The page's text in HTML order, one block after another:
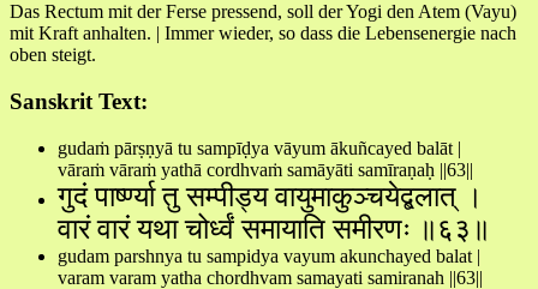
Das Rectum mit der Ferse pressend, soll der Yogi den Atem (Vayu)
mit Kraft anhalten. | Immer wieder, so dass die Lebensenergie nach
oben steigt.
Sanskrit Text:
gudaṁ pārṣṇyā tu sampīḍya vāyum ākuñcayed balāt |
vāraṁ vāraṁ yathā cordhvaṁ samāyāti samīraṇaḥ ||63||
गुदं पार्ष्ण्या तु सम्पीड्य वायुमाकुञ्चयेद्बलात् ।
वारं वारं यथा चोर्ध्वं समायाति समीरणः ॥६३॥
gudam parshnya tu sampidya vayum akunchayed balat |
varam varam yatha chordhvam samayati samiranah ||63||